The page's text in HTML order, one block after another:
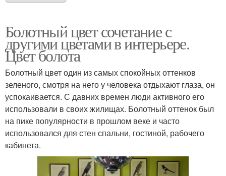
Болотный цвет сочетание с
другими цветами в интерьере.
Цвет болота
Болотный цвет один из самых спокойных оттенков
зеленого, смотря на него у человека отдыхают глаза, он
успокаивается. С давних времен люди активного его
использовали в своих жилищах. Болотный оттенок был
на пике популярности в прошлом веке и часто
использовался для стен спальни, гостиной, рабочего
кабинета.